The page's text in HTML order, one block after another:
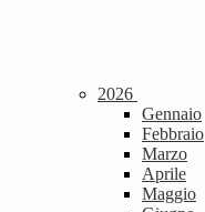
2026
Gennaio
Febbraio
Marzo
Aprile
Maggio